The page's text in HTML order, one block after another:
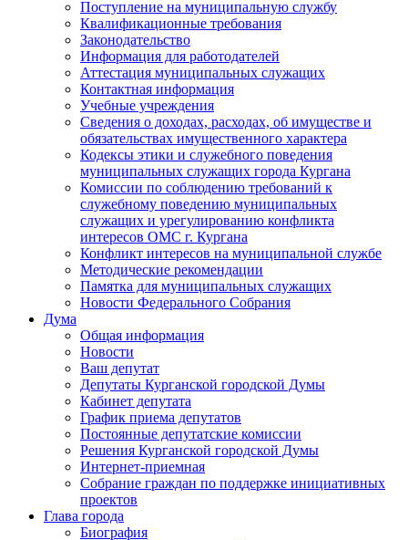
Поступление на муниципальную службу
Квалификационные требования
Законодательство
Информация для работодателей
Аттестация муниципальных служащих
Контактная информация
Учебные учреждения
Сведения о доходах, расходах, об имуществе и
обязательствах имущественного характера
Кодексы этики и служебного поведения
муниципальных служащих города Кургана
Комиссии по соблюдению требований к
служебному поведению муниципальных
служащих и урегулированию конфликта
интересов ОМС г. Кургана
Конфликт интересов на муниципальной службе
Методические рекомендации
Памятка для муниципальных служащих
Новости Федерального Cобрания
Дума
Общая информация
Новости
Ваш депутат
Депутаты Курганской городской Думы
Кабинет депутата
График приема депутатов
Постоянные депутатские комиссии
Решения Курганской городской Думы
Интернет-приемная
Собрание граждан по поддержке инициативных
проектов
Глава города
Биография